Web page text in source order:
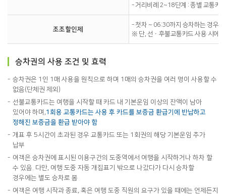
- 거리비례 2~18단계 : 종별 교통카
조조할인제
- 첫차 ~ 06:30까지 승차하는 경우
※ 단, 선ㆍ후불교통카드 사용 시에
승차권의 사용 조건 및 효력
승차권은 1인 1매 사용을 원칙으로 하며 1매의 승차권을 여러 명이 사용할 수
없음(단체권 제외)
선불교통카드는 여행을 시작할 때 카드 내 기본운임 이상의 잔액이 남아
있어야 하며,1회용 교통카드는 사용 후 카드를 보증금 환급기에 반납하고
정해진 보증금을 환급 받아야 함
개표 후 5시간이 초과된 경우 교통카드 또는 1회권의 해당 기본운임 추가
납부
여객은 승차권에 표시된 이용구간의 도중역에서 여행을 시작하거나 하차 할
수 있음. 다만, 여행 도중 자동 개집표기 밖으로 나갔다가 다시 승차할
경우에는 별도 승차로 봄
여객은 여행 시작과 종료, 혹은 여행 도중 직원의 요구가 있을 때에는 언제든지